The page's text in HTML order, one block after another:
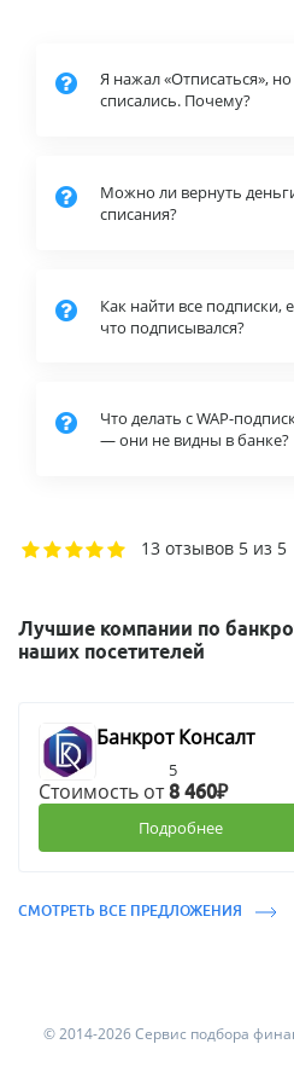
Я нажал «Отписаться»,
списались. Почему?
Можно ли вернуть
списания?
Как найти все подписки,
что подписывался?
Что делать с WAP-
— они не видны в банке?
13 отзывов 5 из 5
Лучшие компании по
наших посетителей
Банкрот Консалт
5
Стоимость от8 460₽
Подробнее
СМОТРЕТЬ ВСЕ ПРЕДЛОЖЕНИЯ
© 2014-2026 Сервис подбора